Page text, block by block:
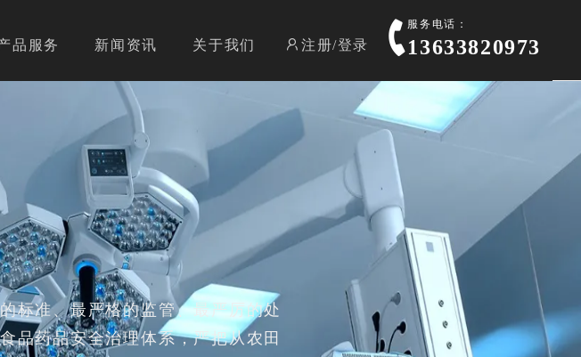
品服务 新闻资讯 关于我们 注册/登录
服务电话：
13633820973
标准、最严格的监管、最严厉的处
品药品安全治理体系，严把从农田